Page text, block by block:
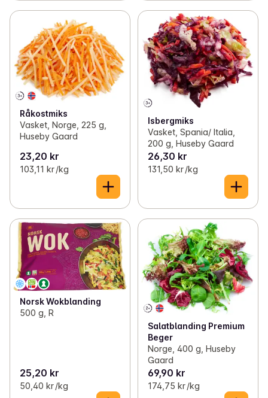
Råkostmiks
Vasket, Norge, 225 g,
Huseby Gaard
23,20 kr
103,11 kr /kg
Isbergmiks
Vasket, Spania/ Italia,
200 g, Huseby Gaard
26,30 kr
131,50 kr /kg
Norsk Wokblanding
500 g, R
25,20 kr
50,40 kr /kg
Salatblanding Premium
Beger
Norge, 400 g, Huseby
Gaard
69,90 kr
174,75 kr /kg